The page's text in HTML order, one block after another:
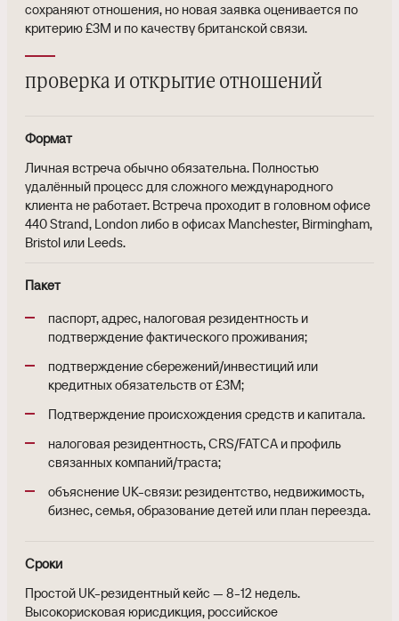
сохраняют отношения, но новая заявка оценивается по
критерию £3M и по качеству британской связи.
проверка и открытие отношений
Формат
Личная встреча обычно обязательна. Полностью
удалённый процесс для сложного международного
клиента не работает. Встреча проходит в головном офисе
440 Strand, London либо в офисах Manchester, Birmingham,
Bristol или Leeds.
Пакет
паспорт, адрес, налоговая резидентность и
подтверждение фактического проживания;
подтверждение сбережений/инвестиций или
кредитных обязательств от £3M;
Подтверждение происхождения средств и капитала.
налоговая резидентность, CRS/FATCA и профиль
связанных компаний/траста;
объяснение UK-связи: резидентство, недвижимость,
бизнес, семья, образование детей или план переезда.
Сроки
Простой UK-резидентный кейс — 8-12 недель.
Высокорисковая юрисдикция, российское